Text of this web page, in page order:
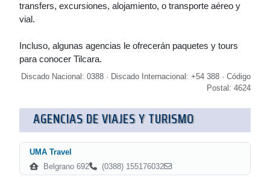
transfers, excursiones, alojamiento, o transporte aéreo y
vial.
Incluso, algunas agencias le ofrecerán paquetes y tours
para conocer Tilcara.
Discado Nacional: 0388 · Discado Internacional: +54 388 · Código
Postal: 4624
AGENCIAS DE VIAJES Y TURISMO
UMA Travel
Belgrano 692
(0388) 155176032